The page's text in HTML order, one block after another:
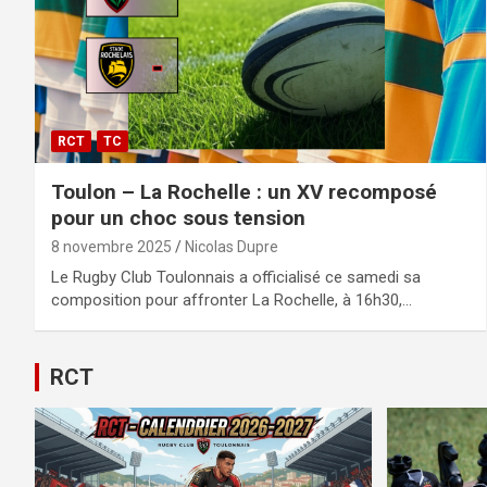
RCT TC
Toulon – La Rochelle : un XV recomposé
pour un choc sous tension
8 novembre 2025 Nicolas Dupre
Le Rugby Club Toulonnais a officialisé ce samedi sa
composition pour affronter La Rochelle, à 16h30,…
RCT